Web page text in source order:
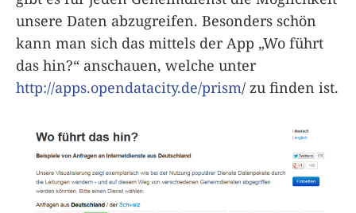
unsere Daten abzugreifen. Besonders schön
kann man sich das mittels der App „Wo führt
das hin?“ anschauen, welche unter
http://apps.opendatacity.de/prism/ zu finden ist.